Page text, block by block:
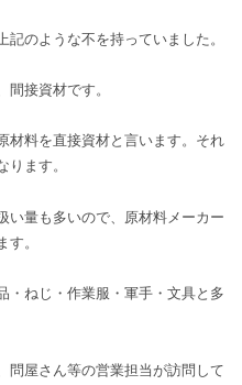
のような不を持っていました。
接資材です。
材料を直接資材と言います。それ
ります。
い量も多いので、原材料メーカー
。
・ねじ・作業服・軍手・文具と多
問屋さん等の営業担当が訪問して